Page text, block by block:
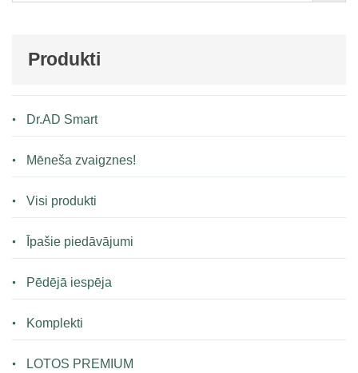
Produkti
Dr.AD Smart
Mēneša zvaigznes!
Visi produkti
Īpašie piedāvājumi
Pēdējā iespēja
Komplekti
LOTOS PREMIUM